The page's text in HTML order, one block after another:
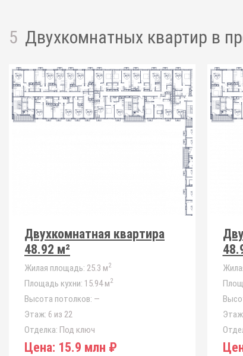
5 Двухкомнатных квартир в
Двухкомнатная квартира
48.92 м²
Жилая площадь: 25.3 м2
Площадь кухни: 15.94 м2
Высота потолков: —
Этаж: 6 из 22
Отделка: Под ключ
Цена: 15.9 млн ₽